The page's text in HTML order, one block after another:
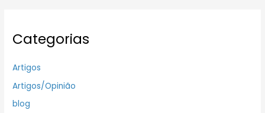
Categorias
Artigos
Artigos/Opinião
blog